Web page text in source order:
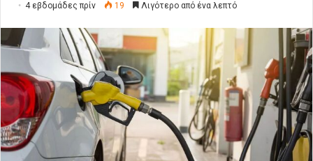
4 εβδομάδες πρίν 19 Λιγότερο από ένα λεπτό